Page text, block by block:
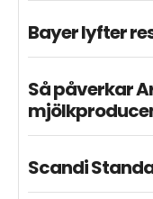
Bayer lyfter
Så påverkar
Scandi